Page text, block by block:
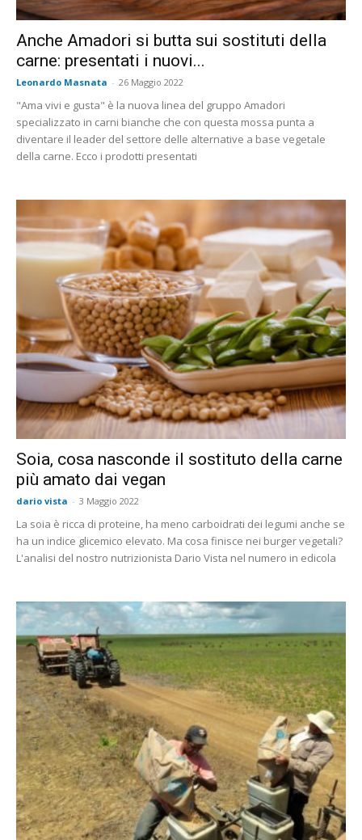
Anche Amadori si butta sui sostituti della
carne: presentati i nuovi...
Leonardo Masnata - 26 Maggio 2022
"Ama vivi e gusta" è la nuova linea del gruppo Amadori
specializzato in carni bianche che con questa mossa punta a
diventare il leader del settore delle alternative a base vegetale
della carne. Ecco i prodotti presentati
Soia, cosa nasconde il sostituto della carne
più amato dai vegan
dario vista - 3 Maggio 2022
La soia è ricca di proteine, ha meno carboidrati dei legumi anche se
ha un indice glicemico elevato. Ma cosa finisce nei burger vegetali?
L'analisi del nostro nutrizionista Dario Vista nel numero in edicola